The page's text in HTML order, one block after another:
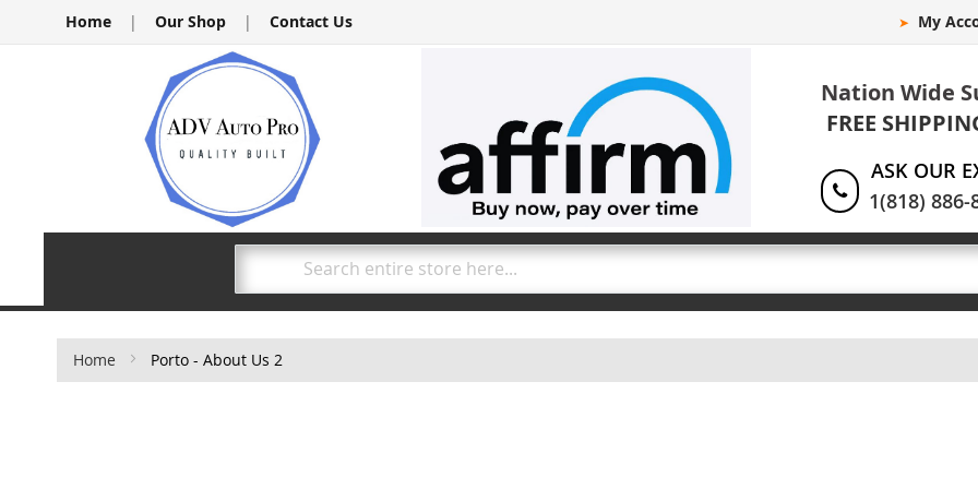
My
Skip
Home | Our Shop | Contact Us
Nation Wide
FREE
ASK OUR
1(818) 886-
Search
Home Porto - About Us 2